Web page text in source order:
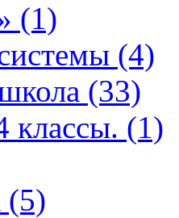
(1)
(4)
(33)
классы. (1)
(5)